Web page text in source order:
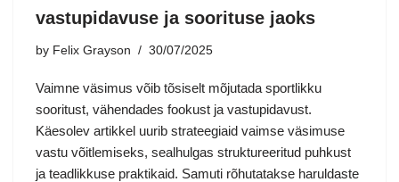
vastupidavuse ja soorituse jaoks
by Felix Grayson 30/07/2025
Vaimne väsimus võib tõsiselt mõjutada sportlikku
sooritust, vähendades fookust ja vastupidavust.
Käesolev artikkel uurib strateegiaid vaimse väsimuse
vastu võitlemiseks, sealhulgas struktureeritud puhkust
ja teadlikkuse praktikaid. Samuti rõhutatakse haruldaste